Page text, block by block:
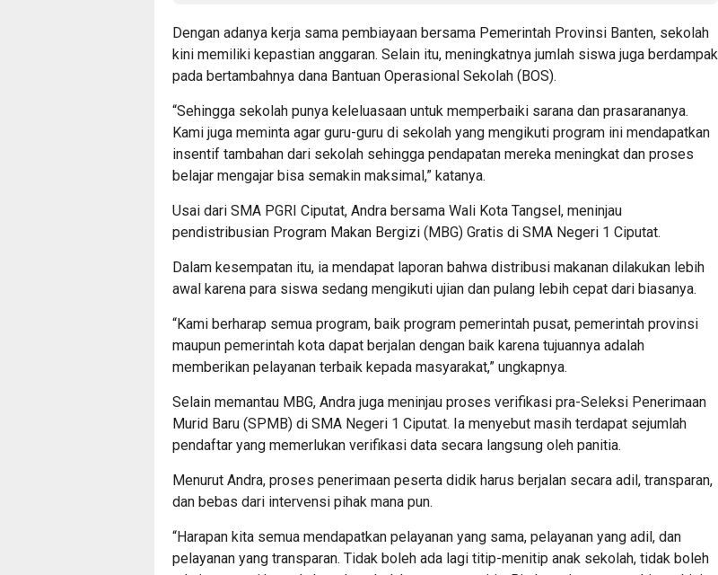
Dengan adanya kerja sama pembiayaan bersama Pemerintah Provinsi Banten, sekolah
kini memiliki kepastian anggaran. Selain itu, meningkatnya jumlah siswa juga berdampak
pada bertambahnya dana Bantuan Operasional Sekolah (BOS).
“Sehingga sekolah punya keleluasaan untuk memperbaiki sarana dan prasarananya.
Kami juga meminta agar guru-guru di sekolah yang mengikuti program ini mendapatkan
insentif tambahan dari sekolah sehingga pendapatan mereka meningkat dan proses
belajar mengajar bisa semakin maksimal,” katanya.
Usai dari SMA PGRI Ciputat, Andra bersama Wali Kota Tangsel, meninjau
pendistribusian Program Makan Bergizi (MBG) Gratis di SMA Negeri 1 Ciputat.
Dalam kesempatan itu, ia mendapat laporan bahwa distribusi makanan dilakukan lebih
awal karena para siswa sedang mengikuti ujian dan pulang lebih cepat dari biasanya.
“Kami berharap semua program, baik program pemerintah pusat, pemerintah provinsi
maupun pemerintah kota dapat berjalan dengan baik karena tujuannya adalah
memberikan pelayanan terbaik kepada masyarakat,” ungkapnya.
Selain memantau MBG, Andra juga meninjau proses verifikasi pra-Seleksi Penerimaan
Murid Baru (SPMB) di SMA Negeri 1 Ciputat. Ia menyebut masih terdapat sejumlah
pendaftar yang memerlukan verifikasi data secara langsung oleh panitia.
Menurut Andra, proses penerimaan peserta didik harus berjalan secara adil, transparan,
dan bebas dari intervensi pihak mana pun.
“Harapan kita semua mendapatkan pelayanan yang sama, pelayanan yang adil, dan
pelayanan yang transparan. Tidak boleh ada lagi titip-menitip anak sekolah, tidak boleh